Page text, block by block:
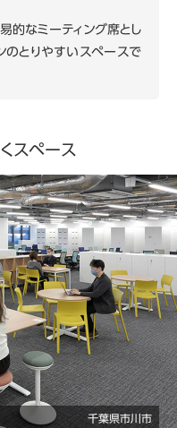
的なミーティング席とし
のとりやすいスペースで
スペース
千葉県市川市